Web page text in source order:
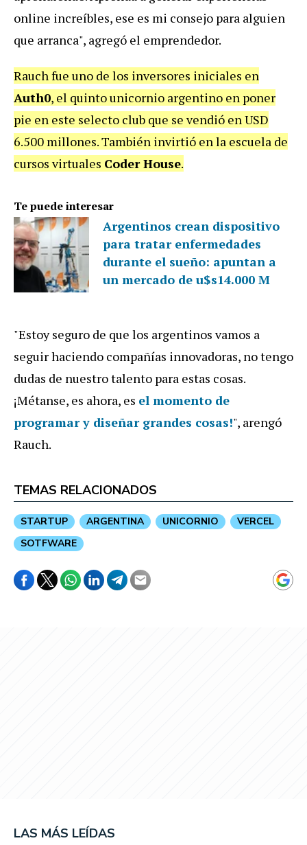
online increíbles, ese es mi consejo para alguien
que arranca", agregó el emprendedor.
Rauch fue uno de los inversores iniciales en
Auth0, el quinto unicornio argentino en poner
pie en este selecto club que se vendió en USD
6.500 millones. También invirtió en la escuela de
cursos virtuales Coder House.
Te puede interesar
Argentinos crean dispositivo
para tratar enfermedades
durante el sueño: apuntan a
un mercado de u$s14.000 M
"Estoy seguro de que los argentinos vamos a
seguir haciendo compañías innovadoras, no tengo
dudas de nuestro talento para estas cosas.
¡Métanse, es ahora, es el momento de
programar y diseñar grandes cosas!", arengó
Rauch.
TEMAS RELACIONADOS
STARTUP ARGENTINA UNICORNIO
VERCEL
SOTFWARE
LAS MÁS LEÍDAS